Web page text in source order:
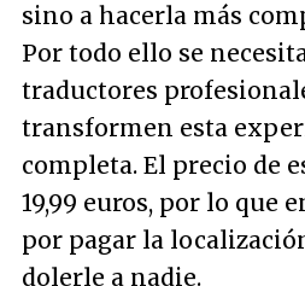
sino a hacerla más
Por todo ello se
traductores
transformen esta
completa. El precio de
19,99 euros, por lo que
por pagar la
dolerle a nadie.